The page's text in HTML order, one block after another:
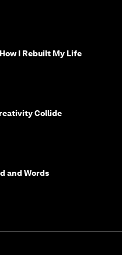
I Rebuilt My Life
Collide
and Words